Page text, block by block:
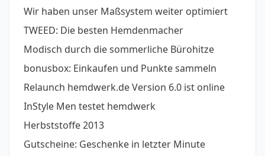
Wir haben unser Maßsystem weiter optimiert
TWEED: Die besten Hemdenmacher
Modisch durch die sommerliche Bürohitze
bonusbox: Einkaufen und Punkte sammeln
Relaunch hemdwerk.de Version 6.0 ist online
InStyle Men testet hemdwerk
Herbststoffe 2013
Gutscheine: Geschenke in letzter Minute